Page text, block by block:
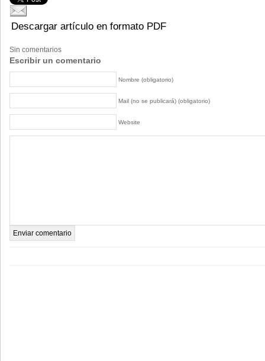
Descargar artículo en formato PDF
Sin comentarios
Escribir un comentario
Nombre (obligatorio)
Mail (no se publicará) (obligatorio)
Website